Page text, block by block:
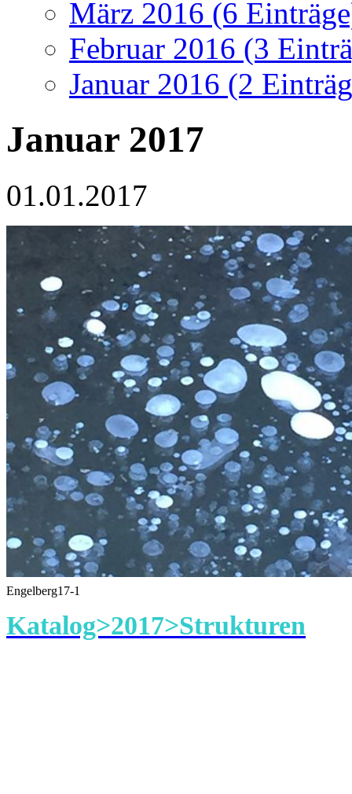
März 2016 (6
Februar 2016 (3
Januar 2016 (2
Januar 2017
01.01.2017
Engelberg17-1
Katalog>2017>Strukturen